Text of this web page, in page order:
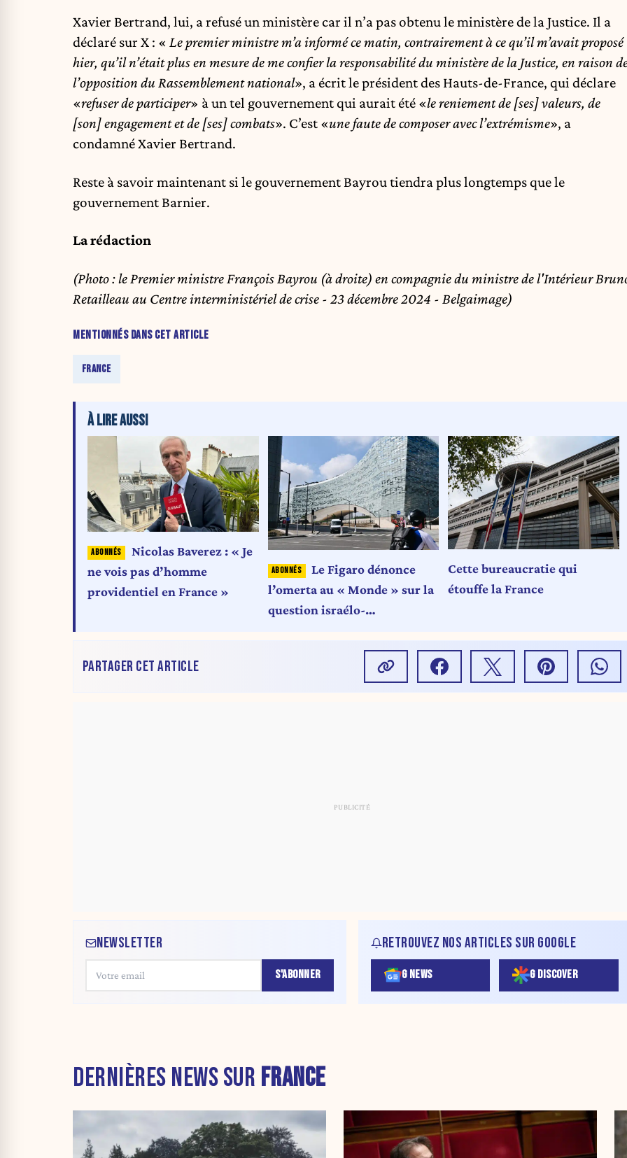
Xavier Bertrand, lui, a refusé un ministère car il n’a pas obtenu le ministère de la Justice. Il a
déclaré sur X : « Le premier ministre m’a informé ce matin, contrairement à ce qu’il m’avait proposé
hier, qu’il n’était plus en mesure de me confier la responsabilité du ministère de la Justice, en raison
l’opposition du Rassemblement national», a écrit le président des Hauts-de-France, qui déclare
«refuser de participer» à un tel gouvernement qui aurait été «le reniement de [ses] valeurs, de
[son] engagement et de [ses] combats». C’est «une faute de composer avec l’extrémisme», a
condamné Xavier Bertrand.
Reste à savoir maintenant si le gouvernement Bayrou tiendra plus longtemps que le
gouvernement Barnier.
La rédaction
(Photo : le Premier ministre François Bayrou (à droite) en compagnie du ministre de l'Intérieur
Retailleau au Centre interministériel de crise - 23 décembre 2024 - Belgaimage)
MENTIONNÉS DANS CET ARTICLE
FRANCE
À LIRE AUSSI
Nicolas Baverez : « Je
ne vois pas d’homme
providentiel en France »
Le Figaro dénonce
l’omerta au « Monde » sur la
question israélo-
Cette bureaucratie qui
étouffe la France
PARTAGER CET ARTICLE
NEWSLETTER
S'ABONNER
RETROUVEZ NOS ARTICLES SUR GOOGLE
G NEWS G DISCOVER
DERNIÈRES NEWS SUR FRANCE